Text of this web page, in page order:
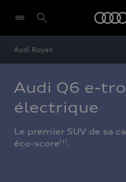
Audi Royan
Audi Q6 e-
électrique
Le premier SUV de sa
éco-score⁽¹⁾.